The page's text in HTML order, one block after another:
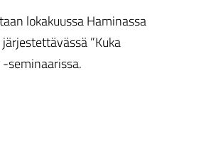
lokakuussa Haminassa
”Kuka
seminaarissa.